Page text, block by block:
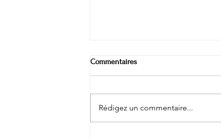
Héritage Gourmand
Commentaires
Rédigez un commentaire...